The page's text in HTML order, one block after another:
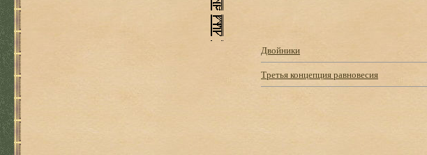
Двойники
Третья концепция равновесия